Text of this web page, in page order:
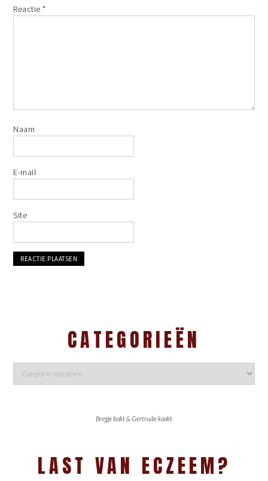
Reactie*
Naam
E-mail
Site
CATEGORIEËN
Bregje bakt & Gertrude kookt
LAST VAN ECZEEM?